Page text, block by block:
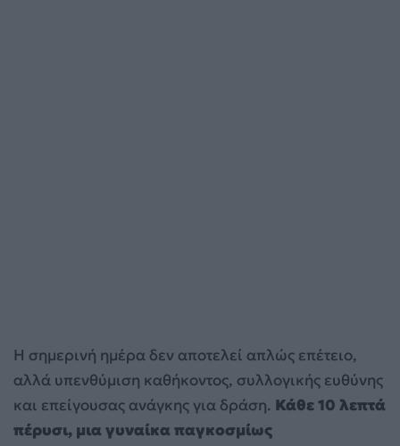
Η σημερινή ημέρα δεν αποτελεί απλώς επέτειο,
αλλά υπενθύμιση καθήκοντος, συλλογικής ευθύνης
και επείγουσας ανάγκης για δράση. Κάθε 10 λεπτά
πέρυσι, μια γυναίκα παγκοσμίως